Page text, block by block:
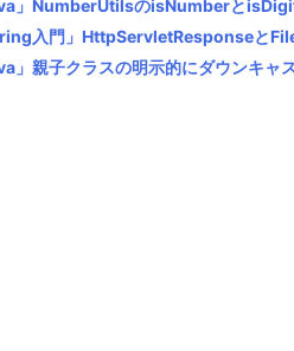
」NumberUtilsのisNumberと
入門」HttpServletResponseと
」親子クラスの明示的にダウンキ